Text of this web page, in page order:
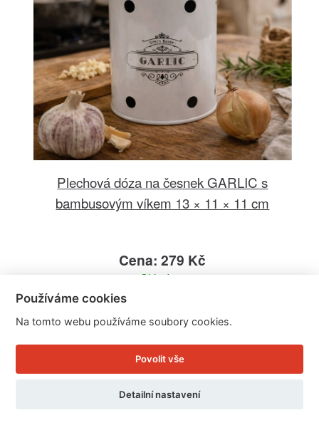
Plechová dóza na česnek GARLIC s
bambusovým víkem 13 × 11 × 11 cm
Cena: 279 Kč
Skladem
Doručíme do: 11.8.
Detail
Používáme cookies
Na tomto webu používáme soubory cookies.
Povolit vše
Detailní nastavení